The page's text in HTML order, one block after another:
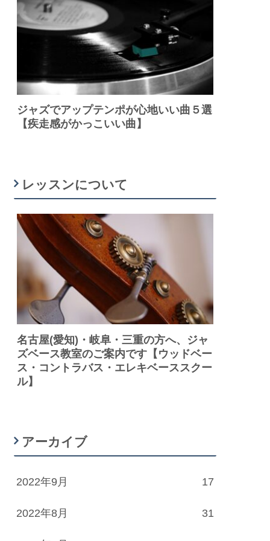
ジャズでアップテンポが心地いい曲５選
【疾走感がかっこいい曲】
レッスンについて
名古屋(愛知)・岐阜・三重の方へ、ジャ
ズベース教室のご案内です【ウッドベー
ス・コントラバス・エレキベーススクー
ル】
アーカイブ
2022年9月 17
2022年8月 31